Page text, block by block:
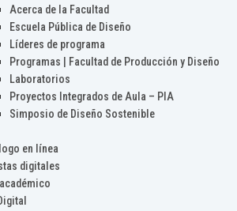
Acerca de la Facultad
Escuela Pública de Diseño
Líderes de programa
Programas | Facultad de Producción y Diseño
Laboratorios
Proyectos Integrados de Aula – PIA
Simposio de Diseño Sostenible
en línea
digitales